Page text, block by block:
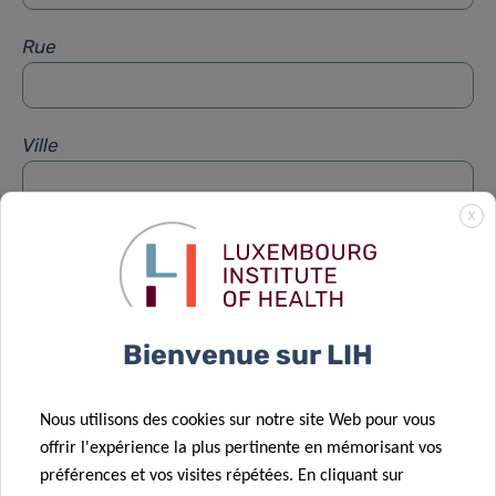
Rue
Ville
X
Bienvenue sur LIH
Nous utilisons des cookies sur notre site Web pour vous
offrir l'expérience la plus pertinente en mémorisant vos
préférences et vos visites répétées. En cliquant sur